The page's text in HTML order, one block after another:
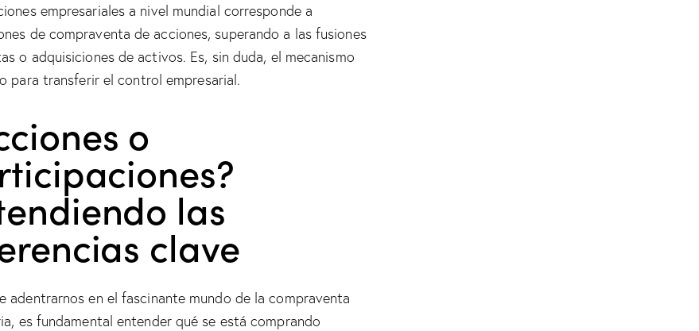
empresariales a nivel mundial corresponde a
de compraventa de acciones, superando a las fusiones
o adquisiciones de activos. Es, sin duda, el mecanismo
para transferir el control empresarial.
o
las
clave
adentrarnos en el fascinante mundo de la compraventa
es fundamental entender qué se está comprando